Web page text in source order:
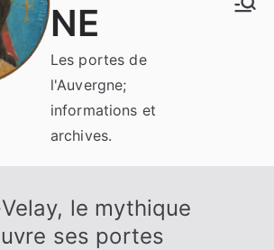
NE
Les portes de
l'Auvergne;
informations et
archives.
le mythique
ses portes